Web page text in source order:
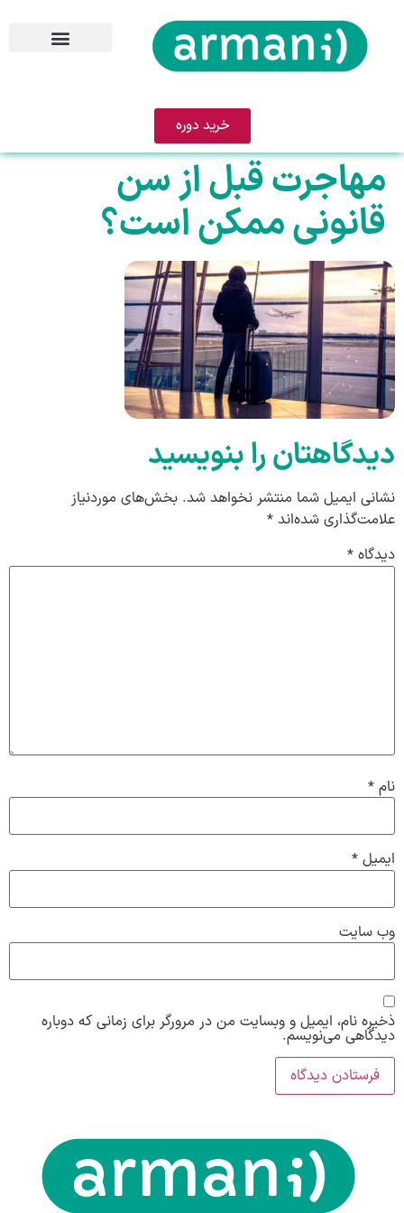
خرید دوره
مهاجرت قبل از سن
قانونی ممکن است؟
دیدگاهتان را بنویسید
نشانی ایمیل شما منتشر نخواهد شد. بخش‌های موردنیاز
علامت‌گذاری شده‌اند *
دیدگاه *
نام *
ایمیل *
وب‌ سایت
ذخیره نام، ایمیل و وبسایت من در مرورگر برای زمانی که دوباره
دیدگاهی می‌نویسم.